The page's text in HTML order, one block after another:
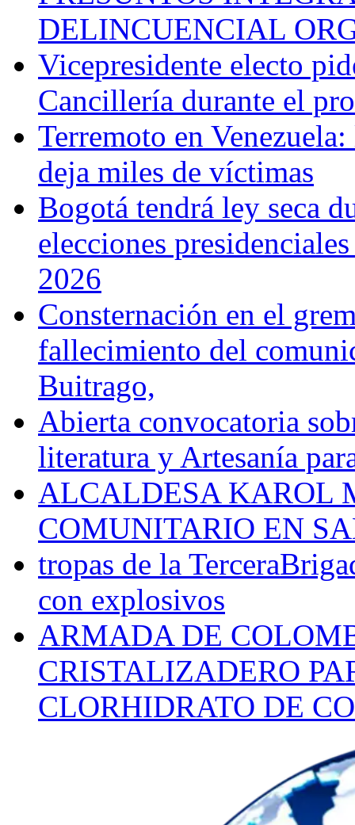
DELINCUENCIAL
Vicepresidente electo
Cancillería durante el
Terremoto en
deja miles de víctimas
Bogotá tendrá ley seca
elecciones
2026
Consternación en el
fallecimiento del
Buitrago,
Abierta convocatoria
literatura y Artesanía
ALCALDESA KAROL
COMUNITARIO EN
tropas de la
con explosivos
ARMADA DE
CRISTALIZADERO
CLORHIDRATO DE